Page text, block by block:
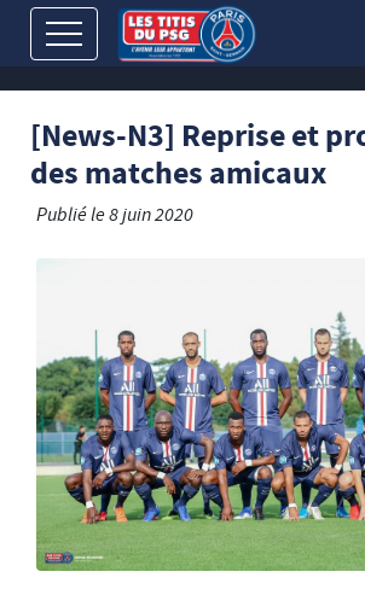
[News-N3] Reprise et
des matches amicaux
Publié le8 juin 2020